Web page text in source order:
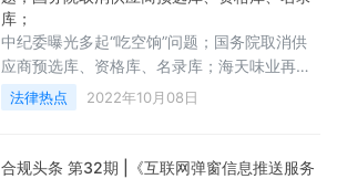
库；
中纪委曝光多起“吃空饷”问题；国务院取消供
应商预选库、资格库、名录库；海天味业再发
声明否认双标
法律热点 2022年10月08日
合规头条 第32期 |《互联网弹窗信息推送服务